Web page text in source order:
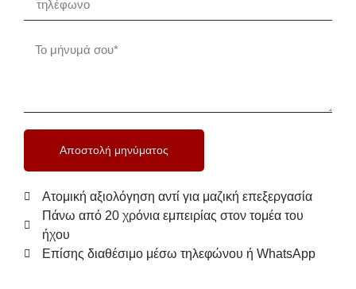
Αποστολή μηνύματος
Ατομική αξιολόγηση αντί για μαζική επεξεργασία
Πάνω από 20 χρόνια εμπειρίας στον τομέα του
ήχου
Επίσης διαθέσιμο μέσω τηλεφώνου ή WhatsApp